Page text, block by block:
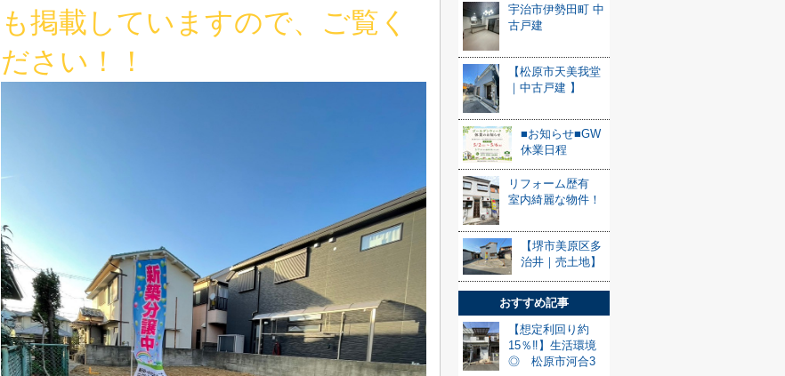
も掲載していますので、ご覧く
ださい！！
宇治市伊勢田町 中
古戸建
【松原市天美我堂
｜中古戸建 】
■お知らせ■GW
休業日程
リフォーム歴有
室内綺麗な物件！
【堺市美原区多
治井｜売土地】
おすすめ記事
【想定利回り約
15％‼】生活環境
◎ 松原市河合3